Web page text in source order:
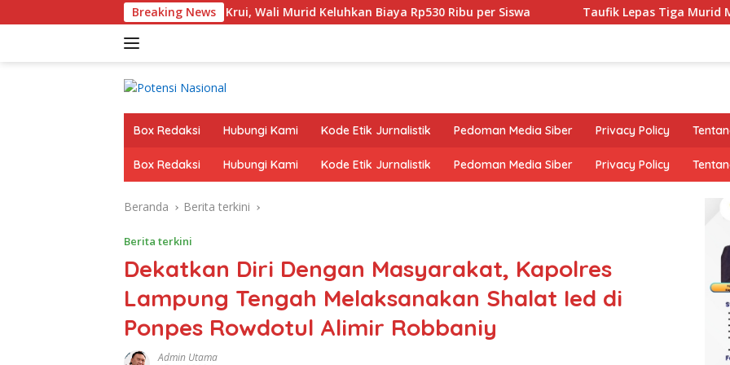
ke
Breaking News
Sampul Rapor di SDN 32 Krui, Wali Murid Keluhkan Biaya Rp530 Ribu per Siswa Taufik Lepas Tiga Murid MTsN 1
Box Redaksi Hubungi Kami Kode Etik Jurnalistik Pedoman Media Siber Privacy Policy
Box Redaksi Hubungi Kami Kode Etik Jurnalistik Pedoman Media Siber Privacy Policy
Beranda Berita terkini
Berita terkini
Dekatkan Diri Dengan Masyarakat, Kapolres
Lampung Tengah Melaksanakan Shalat Ied di
Ponpes Rowdotul Alimir Robbaniy
Admin Utama